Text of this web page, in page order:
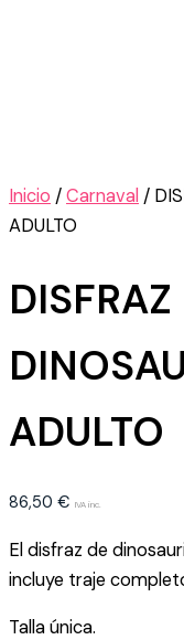
Inicio /Carnaval /
ADULTO
DISFRAZ
ADULTO
86,50 € IVA inc.
El disfraz de
incluye traje
Talla única.